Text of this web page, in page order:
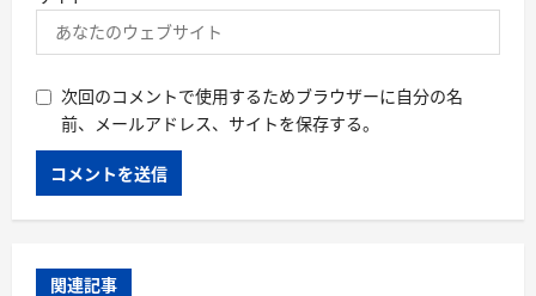
次回のコメントで使用するためブラウザーに自分の名
前、メールアドレス、サイトを保存する。
関連記事